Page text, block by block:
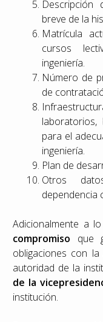
Descripción
breve de la
Matrícula
cursos
ingeniería.
Número de
de
laboratorios,
para el
ingeniería.
Plan de
Otros
dependencia
Adicionalmente a
compromiso que
obligaciones con
autoridad de la
de la
institución.